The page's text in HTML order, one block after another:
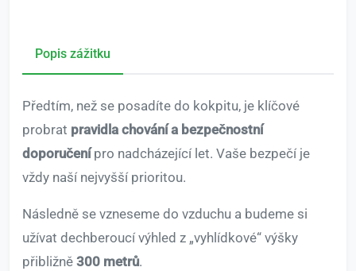
Popis zážitku
Předtím, než se posadíte do kokpitu, je klíčové
probrat pravidla chování a bezpečnostní
doporučenípro nadcházející let. Vaše bezpečí je
vždy naší nejvyšší prioritou.
Následně se vzneseme do vzduchu a budeme si
užívat dechberoucí výhled z „vyhlídkové“ výšky
přibližně 300 metrů.